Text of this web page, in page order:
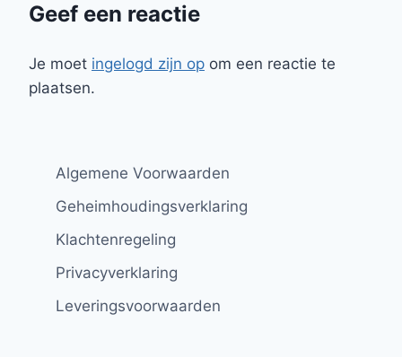
Geef een reactie
Je moet ingelogd zijn op om een reactie te
plaatsen.
Algemene Voorwaarden
Geheimhoudingsverklaring
Klachtenregeling
Privacyverklaring
Leveringsvoorwaarden